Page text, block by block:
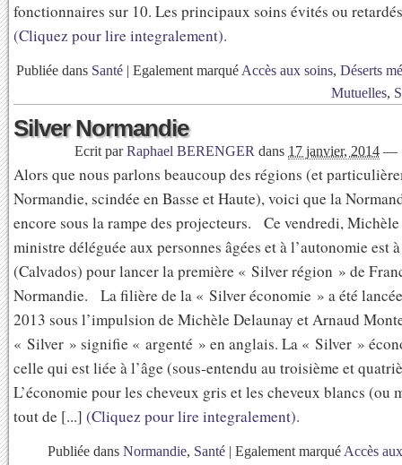
fonctionnaires sur 10. Les principaux soins évités ou
(Cliquez pour lire integralement).
Publiée dans Santé | Egalement marqué Accès aux soins, Déserts
Mutuelles,
Silver Normandie
Ecrit parRaphael BERENGER dans 17 janvier, 2014 —
Alors que nous parlons beaucoup des régions (et
Normandie, scindée en Basse et Haute), voici que la
encore sous la rampe des projecteurs. Ce vendredi,
ministre déléguée aux personnes âgées et à l’autonomie est
(Calvados) pour lancer la première « Silver région » de
Normandie. La filière de la « Silver économie » a été
2013 sous l’impulsion de Michèle Delaunay et Arnaud
« Silver » signifie « argenté » en anglais. La « Silver »
celle qui est liée à l’âge (sous-entendu au troisième et
L’économie pour les cheveux gris et les cheveux blancs (ou
tout de [...] (Cliquez pour lire integralement).
Publiée dans Normandie, Santé | Egalement marqué Accès